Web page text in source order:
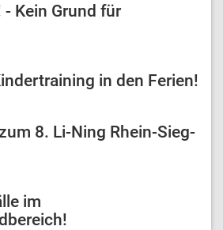
Kein Grund für
in den Ferien!
8. Li-Ning Rhein-Sieg-
im